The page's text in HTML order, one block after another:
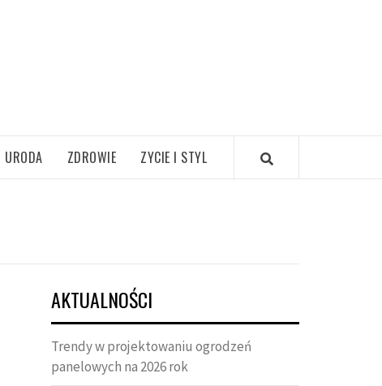
URODA ZDROWIE ZYCIE I STYL
AKTUALNOŚCI
Trendy w projektowaniu ogrodzeń
panelowych na 2026 rok